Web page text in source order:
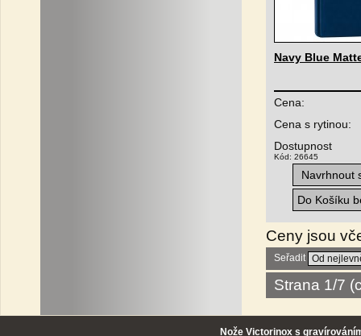
Navy Blue
Cena:
Cena s rytinou:
Dostupnost
Kód: 26645
Navrhnout
Do Košíku
Ceny jsou
Seřadit
Strana 1/7
Nože Victorinox s